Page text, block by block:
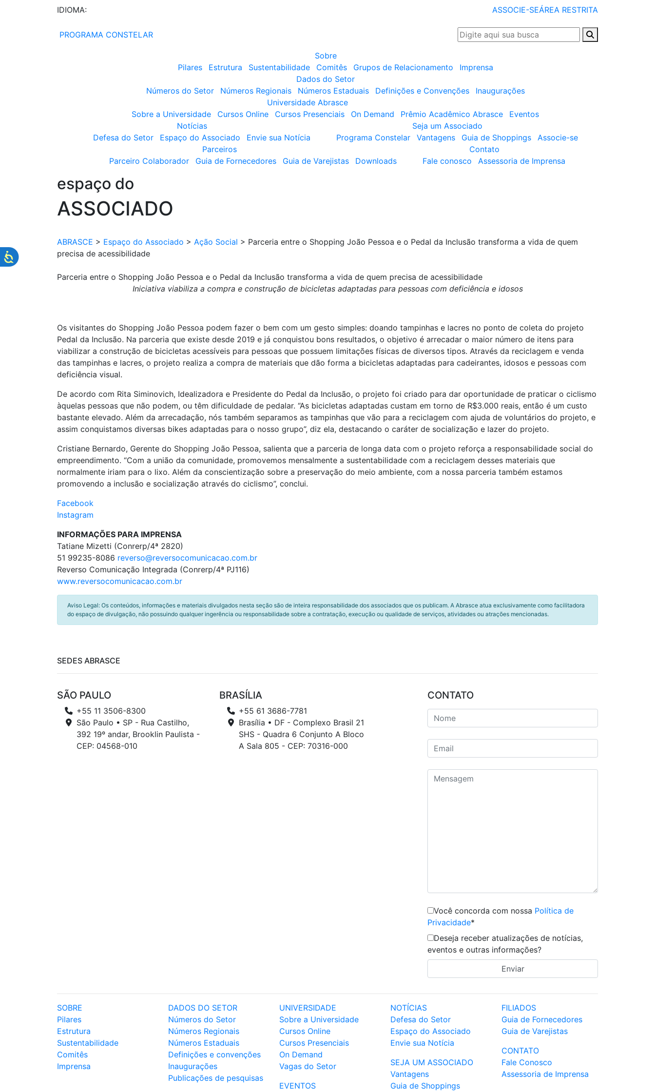
IDIOMA: ASSOCIE-SEÁREA RESTRITA
PROGRAMA CONSTELAR
Sobre
Pilares
Estrutura Sustentabilidade Comitês Grupos de Relacionamento
Imprensa
Dados do Setor
Números do Setor
Números Regionais Números Estaduais Definições e Convenções
Inaugurações
Universidade Abrasce
Sobre a Universidade
Cursos Online Cursos Presenciais On Demand Prêmio Acadêmico Abrasce
Eventos
Notícias
Defesa do Setor
Espaço do Associado Envie sua Notícia
Seja um Associado
Programa Constelar
Vantagens Guia de Shoppings
Associe-se
Parceiros
Parceiro Colaborador
Guia de Fornecedores Guia de Varejistas Downloads
Contato
Fale conosco
Assessoria de Imprensa
espaço do
ASSOCIADO
ABRASCE > Espaço do Associado > Ação Social > Parceria entre o Shopping João Pessoa e o Pedal da Inclusão transforma a vida de quem
precisa de acessibilidade
Parceria entre o Shopping João Pessoa e o Pedal da Inclusão transforma a vida de quem precisa de acessibilidade
Iniciativa viabiliza a compra e construção de bicicletas adaptadas para pessoas com deficiência e idosos
Os visitantes do Shopping João Pessoa podem fazer o bem com um gesto simples: doando tampinhas e lacres no ponto de coleta do projeto
Pedal da Inclusão. Na parceria que existe desde 2019 e já conquistou bons resultados, o objetivo é arrecadar o maior número de itens para
viabilizar a construção de bicicletas acessíveis para pessoas que possuem limitações físicas de diversos tipos. Através da reciclagem e venda
das tampinhas e lacres, o projeto realiza a compra de materiais que dão forma a bicicletas adaptadas para cadeirantes, idosos e pessoas com
deficiência visual.
De acordo com Rita Siminovich, Idealizadora e Presidente do Pedal da Inclusão, o projeto foi criado para dar oportunidade de praticar o ciclismo
àquelas pessoas que não podem, ou têm dificuldade de pedalar. “As bicicletas adaptadas custam em torno de R$3.000 reais, então é um custo
bastante elevado. Além da arrecadação, nós também separamos as tampinhas que vão para a reciclagem com ajuda de voluntários do projeto, e
assim conquistamos diversas bikes adaptadas para o nosso grupo”, diz ela, destacando o caráter de socialização e lazer do projeto.
Cristiane Bernardo, Gerente do Shopping João Pessoa, salienta que a parceria de longa data com o projeto reforça a responsabilidade social do
empreendimento. “Com a união da comunidade, promovemos mensalmente a sustentabilidade com a reciclagem desses materiais que
normalmente iriam para o lixo. Além da conscientização sobre a preservação do meio ambiente, com a nossa parceria também estamos
promovendo a inclusão e socialização através do ciclismo”, conclui.
Facebook
Instagram
INFORMAÇÕES PARA IMPRENSA
Tatiane Mizetti (Conrerp/4ª 2820)
51 99235-8086 reverso@reversocomunicacao.com.br
Reverso Comunicação Integrada (Conrerp/4ª PJ116)
www.reversocomunicacao.com.br
Aviso Legal: Os conteúdos, informações e materiais divulgados nesta seção são de inteira responsabilidade dos associados que os publicam. A Abrasce atua exclusivamente como facilitadora
do espaço de divulgação, não possuindo qualquer ingerência ou responsabilidade sobre a contratação, execução ou qualidade de serviços, atividades ou atrações mencionadas.
SEDES ABRASCE
SÃO PAULO
+55 11 3506-8300
São Paulo • SP - Rua Castilho,
392 19º andar, Brooklin Paulista -
CEP: 04568-010
BRASÍLIA
+55 61 3686-7781
Brasília • DF - Complexo Brasil 21
SHS - Quadra 6 Conjunto A Bloco
A Sala 805 - CEP: 70316-000
CONTATO
Você concorda com nossa Política de
Privacidade*
Deseja receber atualizações de notícias,
eventos e outras informações?
SOBRE
Pilares
Estrutura
Sustentabilidade
Comitês
Imprensa
DADOS DO SETOR
Números do Setor
Números Regionais
Números Estaduais
Definições e convenções
Inaugurações
Publicações de pesquisas
UNIVERSIDADE
Sobre a Universidade
Cursos Online
Cursos Presenciais
On Demand
Vagas do Setor
EVENTOS
NOTÍCIAS
Defesa do Setor
Espaço do Associado
Envie sua Notícia
SEJA UM ASSOCIADO
Vantagens
Guia de Shoppings
FILIADOS
Guia de Fornecedores
Guia de Varejistas
CONTATO
Fale Conosco
Assessoria de Imprensa